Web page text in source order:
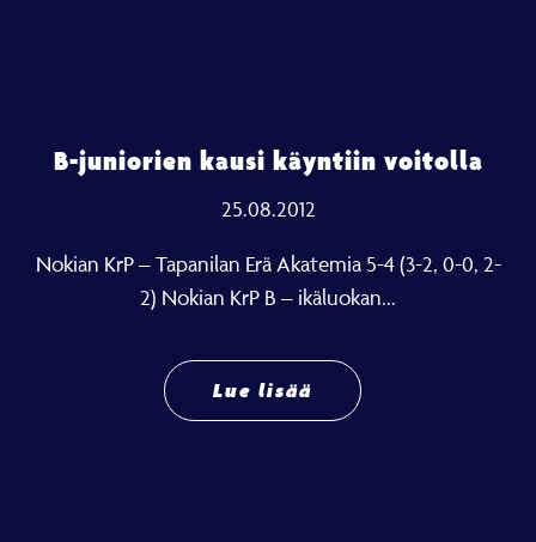
B-juniorien kausi käyntiin voitolla
25.08.2012
Nokian KrP – Tapanilan Erä Akatemia 5-4 (3-2, 0-0, 2-
2) Nokian KrP B – ikäluokan...
Lue lisää